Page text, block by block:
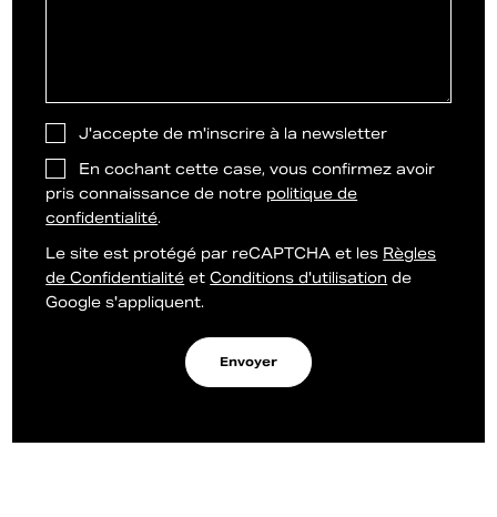
J'accepte de m'inscrire à la newsletter
En cochant cette case, vous confirmez avoir
pris connaissance de notre politique de
confidentialité.
Le site est protégé par reCAPTCHA et les Règles
de Confidentialité etConditions d'utilisation de
Google s'appliquent.
Envoyer